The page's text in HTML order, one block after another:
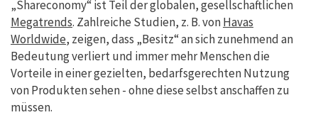
„Shareconomy“ ist Teil der globalen, gesellschaftlichen
Megatrends. Zahlreiche Studien, z. B. vonHavas
Worldwide, zeigen, dass „Besitz“ an sich zunehmend an
Bedeutung verliert und immer mehr Menschen die
Vorteile in einer gezielten, bedarfsgerechten Nutzung
von Produkten sehen - ohne diese selbst anschaffen zu
müssen.